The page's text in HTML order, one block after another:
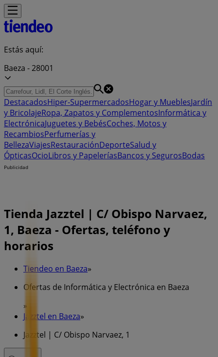
Estás aquí:
Baeza - 28001
DestacadosHiper-SupermercadosHogar y MueblesJardín
y BricolajeRopa, Zapatos y ComplementosInformática y
ElectrónicaJuguetes y BebésCoches, Motos y
RecambiosPerfumerías y
BellezaViajesRestauraciónDeporteSalud y
ÓpticasOcioLibros y PapeleríasBancos y SegurosBodas
Publicidad
Tienda Jazztel | C/ Obispo Narvaez,
1, Baeza - Ofertas, teléfono y
horarios
Tiendeo en Baeza»
Ofertas de Informática y Electrónica en Baeza
»
Jazztel en Baeza»
Jazztel | C/ Obispo Narvaez, 1